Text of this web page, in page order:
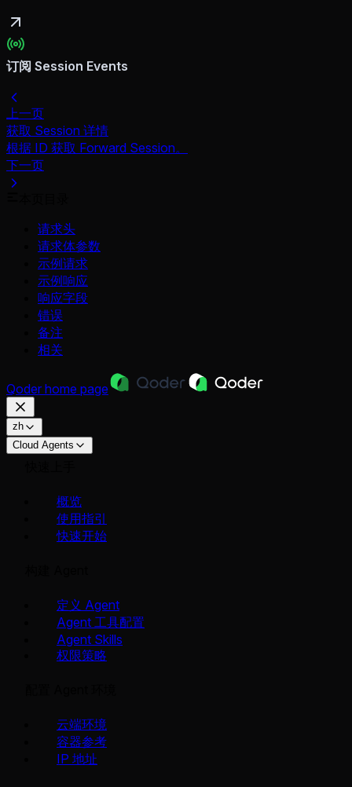
订阅 Session Events
上一页
获取 Session 详情
根据 ID 获取 Forward Session。
下一页
请求头
请求体参数
示例请求
示例响应
响应字段
错误
备注
相关
Qoder home page
zh
Cloud Agents
概览
使用指引
快速开始
定义 Agent
Agent 工具配置
Agent Skills
权限策略
云端环境
容器参考
IP 地址